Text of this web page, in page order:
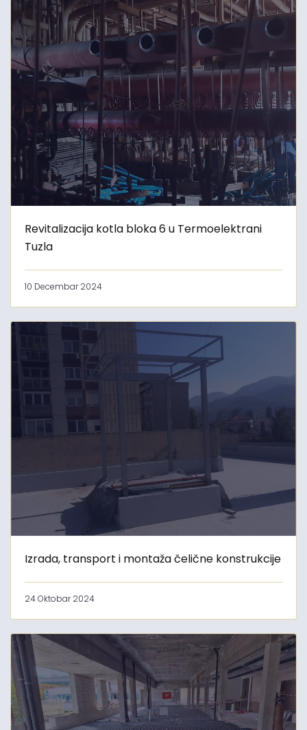
Revitalizacija kotla bloka 6 u Termoelektrani
Tuzla
10 Decembar 2024
Izrada, transport i montaža čelične konstrukcije
24 Oktobar 2024